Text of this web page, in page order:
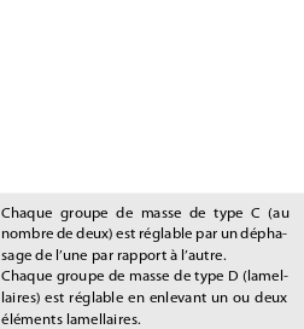
Chaque groupe de masse de type C (au
nombre de deux) est réglable par un dépha-
sage de l’une par rapport à l’autre.
Chaque groupe de masse de type D (lamel-
laires) est réglable en enlevant un ou deux
éléments lamellaires.